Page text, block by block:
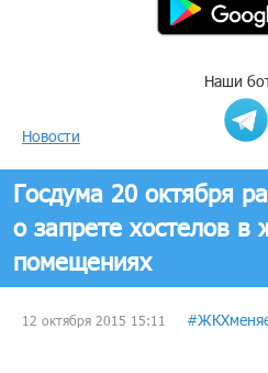
Наши
Новости
Госдума 20 октября
о запрете хостелов в
помещениях
12 октября 2015 15:11